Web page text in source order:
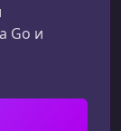
Go и
курс
базового